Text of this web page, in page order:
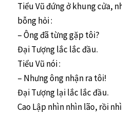
Tiểu Vũ đứng ở khung cửa,
bỗng hỏi :
– Ông đã từng gặp tôi?
Đại Tượng lắc lắc đầu.
Tiểu Vũ nói :
– Nhưng ông nhận ra tôi!
Đại Tượng lại lắc lắc đầu.
Cao Lập nhìn nhìn lão, rồi